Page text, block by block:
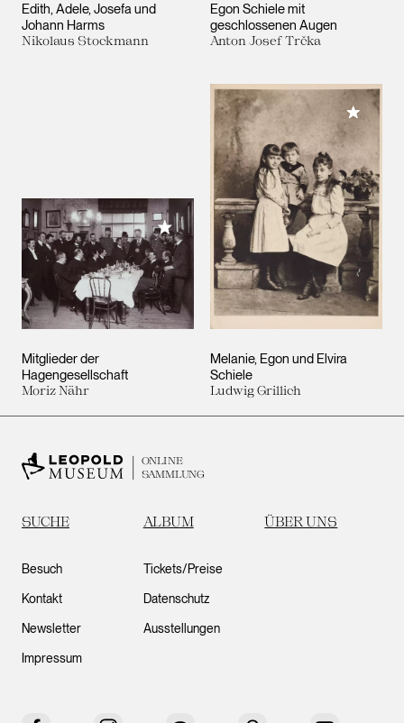
Edith, Adele, Josefa und
Johann Harms
Nikolaus Stockmann
Egon Schiele mit
geschlossenen Augen
Anton Josef Trčka
Mitglieder der
Hagengesellschaft
Moriz Nähr
Meiner Sammlung hinzufügen
Melanie, Egon und Elvira
Schiele
Ludwig Grillich
Meiner
ONLINE
SAMMLUNG
SUCHE ALBUM ÜBER UNS
Besuch
Kontakt
Newsletter
Impressum
Tickets/Preise
Datenschutz
Ausstellungen